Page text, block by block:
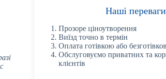
Наші переваги
Прозоре ціноутворення
Виїзд точно в термін
Оплата готівкою або
Обслуговуємо приватних та
клієнтів